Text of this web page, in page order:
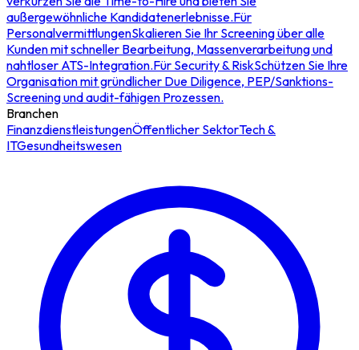
außergewöhnliche Kandidatenerlebnisse.Für
PersonalvermittlungenSkalieren Sie Ihr Screening über alle
Kunden mit schneller Bearbeitung, Massenverarbeitung und
nahtloser ATS-Integration.Für Security & RiskSchützen Sie Ihre
Organisation mit gründlicher Due Diligence, PEP/Sanktions-
Screening und audit-fähigen Prozessen.
Branchen
FinanzdienstleistungenÖffentlicher SektorTech &
ITGesundheitswesen